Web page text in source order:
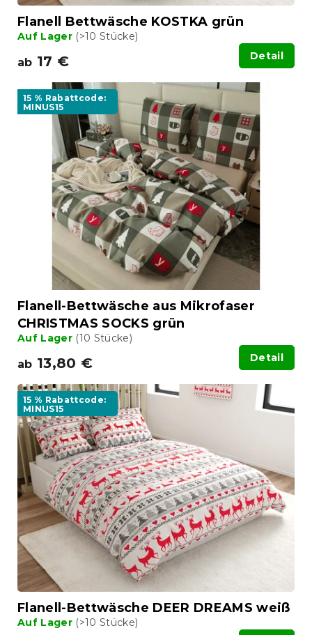
eFlanell Bettwäsche KOSTKA grün
Auf Lager (>10 Stücke)
ab 17 € Detail
15 % Rabattcode:
MINUS15
Flanell-Bettwäsche aus Mikrofaser
CHRISTMAS SOCKS grün
Auf Lager (10 Stücke)
ab 13,80 € Detail
15 % Rabattcode:
MINUS15
Flanell-Bettwäsche DEER DREAMS weiß
Auf Lager (>10 Stücke)